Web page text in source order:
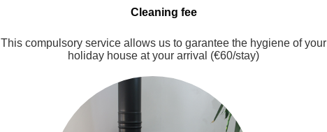
Cleaning fee
This compulsory service allows us to garantee the hygiene of your
holiday house at your arrival (€60/stay)